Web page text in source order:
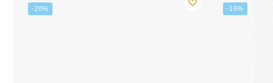
-20% -16%